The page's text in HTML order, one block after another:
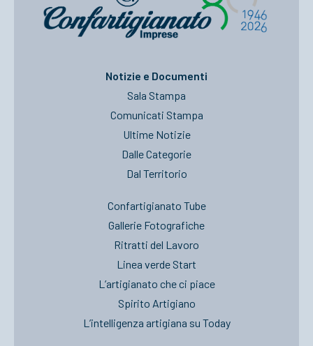
Notizie e Documenti
Sala Stampa
Comunicati Stampa
Ultime Notizie
Dalle Categorie
Dal Territorio
Confartigianato Tube
Gallerie Fotografiche
Ritratti del Lavoro
Linea verde Start
L’artigianato che ci piace
Spirito Artigiano
L’intelligenza artigiana su Today